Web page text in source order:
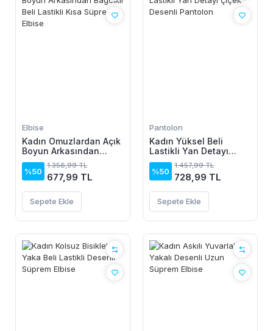
Elbise
Kadın Omuzlardan Açık
Boyun Arkasından
Bağcıklı Beli Lastikli
Kısa Süprem Elbise
%50
1.356,99 TL
677,99 TL
Sepete Ekle
Pantolon
Kadın Yüksel Beli
Lastikli Yan Detayı
çiçek Desenli Pantolon
%50
1.457,99 TL
728,99 TL
Sepete Ekle